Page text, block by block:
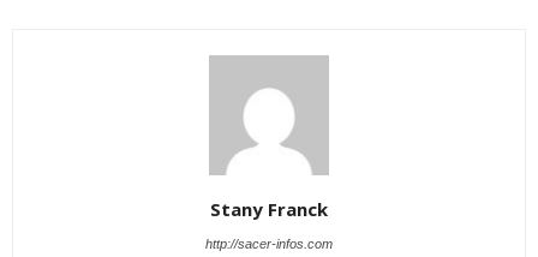
Stany Franck
http://sacer-infos.com